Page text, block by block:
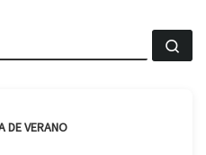
DE VERANO